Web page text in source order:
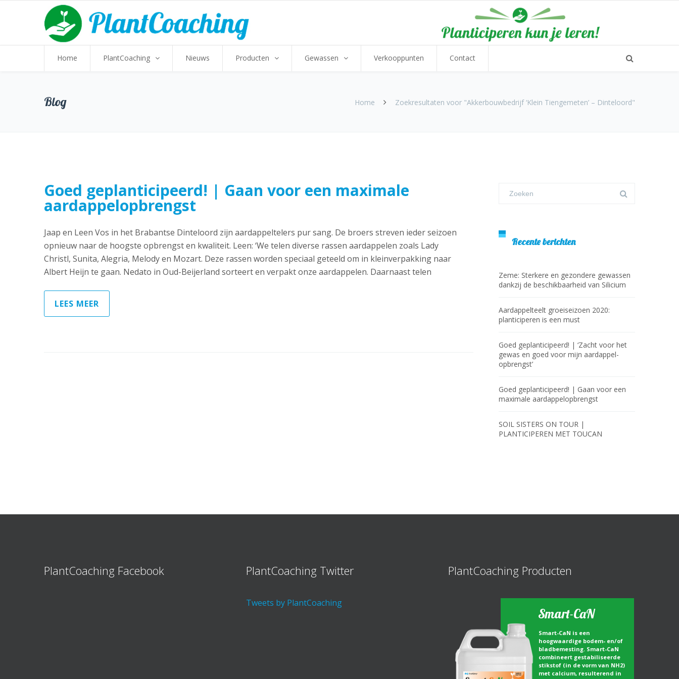
Home PlantCoaching Nieuws Producten Gewassen Verkooppunten Contact
Blog Home Zoekresultaten voor "Akkerbouwbedrijf ‘Klein Tiengemeten’ – Dinteloord"
Goed geplanticipeerd! | Gaan voor een maximale
aardappelopbrengst
Jaap en Leen Vos in het Brabantse Dinteloord zijn aardappeltelers pur sang. De broers streven ieder seizoen
opnieuw naar de hoogste opbrengst en kwaliteit. Leen: ‘We telen diverse rassen aardappelen zoals Lady
Christl, Sunita, Alegria, Melody en Mozart. Deze rassen worden speciaal geteeld om in kleinverpakking naar
Albert Heijn te gaan. Nedato in Oud-Beijerland sorteert en verpakt onze aardappelen. Daarnaast telen
LEES MEER
Recente berichten
Zeme: Sterkere en gezondere gewassen
dankzij de beschikbaarheid van Silicium
Aardappelteelt groeiseizoen 2020:
planticiperen is een must
Goed geplanticipeerd! | ‘Zacht voor het
gewas en goed voor mijn aardappel­
opbrengst’
Goed geplanticipeerd! | Gaan voor een
maximale aardappelopbrengst
SOIL SISTERS ON TOUR |
PLANTICIPEREN MET TOUCAN
PlantCoaching Facebook PlantCoaching Twitter
Tweets by PlantCoaching
PlantCoaching Producten
Smart-CaN
Smart-CaN is een
hoogwaardige bodem- en/of
bladbemesting. Smart-CaN
combineert gestabiliseerde
stikstof (in de vorm van NH2)
met calcium, resulterend in